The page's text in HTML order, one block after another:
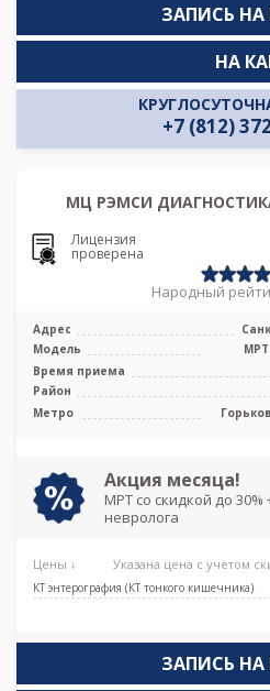
ЗАПИСЬ НА
+7 (812)
НА
МЦ РЭМСИ
Лицензия
проверена
Народный
Адрес
Модель
МРТ
Время приема
Район
Метро
Акция месяца!
МРТ со скидкой до
невролога
Цены ↓ Указана цена с учетом
КТ энтерография (КТ тонкого кишечника)
ЗАПИСЬ НА